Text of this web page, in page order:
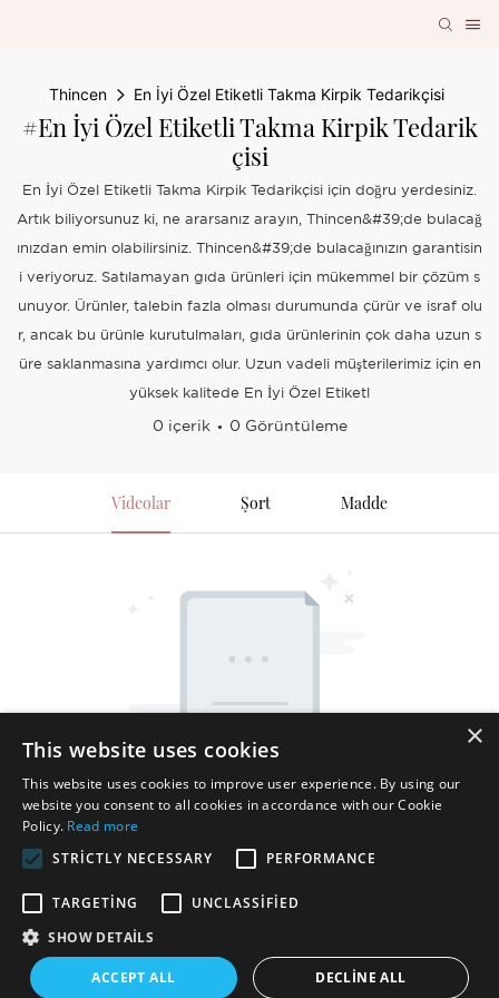
Thincen En İyi Özel Etiketli Takma Kirpik Tedarikçisi
#En İyi Özel Etiketli Takma Kirpik Tedarik
Çisi
En İyi Özel Etiketli Takma Kirpik Tedarikçisi için doğru yerdesiniz.
Artık biliyorsunuz ki, ne ararsanız arayın, Thincen&#39;de bulacağ
ınızdan emin olabilirsiniz. Thincen&#39;de bulacağınızın garantisin
i veriyoruz. Satılamayan gıda ürünleri için mükemmel bir çözüm s
unuyor. Ürünler, talebin fazla olması durumunda çürür ve israf olu
r, ancak bu ürünle kurutulmaları, gıda ürünlerinin çok daha uzun s
üre saklanmasına yardımcı olur. Uzun vadeli müşterilerimiz için en
yüksek kalitede En İyi Özel Etiketl
0 içerik 0 Görüntüleme
Videolar Şort Madde
Telif hakkı © 2025 Shenzhen Thincen Technology Co., Ltd. -
www.thincen.com | Site Haritası
×
This website uses cookies
This website uses cookies to improve user experience. By using our
website you consent to all cookies in accordance with our Cookie
Policy. Read more
STRICTLY NECESSARY
PERFORMANCE
TARGETING
UNCLASSIFIED
SHOW DETAILS
ACCEPT ALL DECLINE ALL